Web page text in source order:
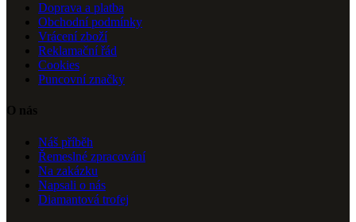
Doprava a platba
Obchodní podmínky
Vrácení zboží
Reklamační řád
Cookies
Puncovní značky
O nás
Náš příběh
Řemeslné zpracování
Na zakázku
Napsali o nás
Diamantová trofej